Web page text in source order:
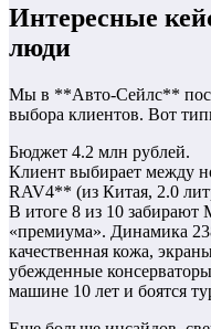
Интересные
люди
Мы в **Авто-Сейлс**
выбора клиентов. Вот
Бюджет 4.2 млн рублей.
Клиент выбирает между
RAV4** (из Китая, 2.0
В итоге 8 из 10
«премиума». Динамика
качественная кожа,
убежденные
машине 10 лет и боятся